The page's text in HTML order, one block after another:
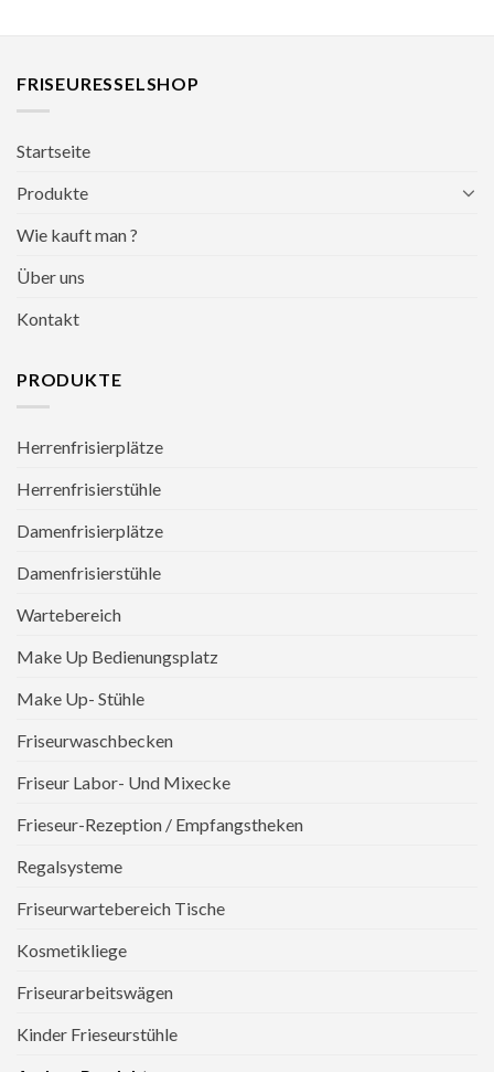
FRISEURESSELSHOP
Startseite
Produkte
Wie kauft man ?
Über uns
Kontakt
PRODUKTE
Herrenfrisierplätze
Herrenfrisierstühle
Damenfrisierplätze
Damenfrisierstühle
Wartebereich
Make Up Bedienungsplatz
Make Up- Stühle
Friseurwaschbecken
Friseur Labor- Und Mixecke
Frieseur-Rezeption / Empfangstheken
Regalsysteme
Friseurwartebereich Tische
Kosmetikliege
Friseurarbeitswägen
Kinder Frieseurstühle